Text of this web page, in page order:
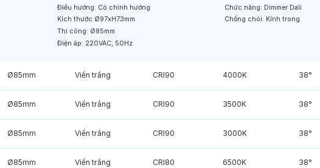
Điều hướng: Có chỉnh hướng
Kích thước Ø97xH73mm
Thi công: Ø85mm
Điện áp: 220VAC, 50Hz
Chức năng: Dimmer Dali
Chống chói: Kính trong
Ø85mm Viền trắng CRI90 4000K 38°
Ø85mm Viền trắng CRI90 3500K 38°
Ø85mm Viền trắng CRI90 3000K 38°
Ø85mm Viền trắng CRI80 6500K 38°